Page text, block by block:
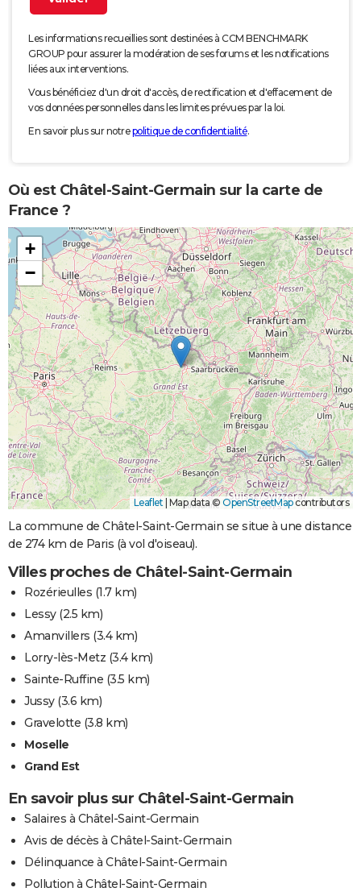
Les informations recueillies sont destinées à CCM BENCHMARK
GROUP pour assurer la modération de ses forums et les notifications
liées aux interventions.
Vous bénéficiez d'un droit d'accès, de rectification et d'effacement de
vos données personnelles dans les limites prévues par la loi.
En savoir plus sur notrepolitique de confidentialité.
Où est Châtel-Saint-Germain sur la carte de
France ?
+
−
Leaflet Map data © OpenStreetMapcontributors
La commune de Châtel-Saint-Germain se situe à une distance
de 274 km de Paris (à vol d'oiseau).
Villes proches de Châtel-Saint-Germain
Rozérieulles (1.7 km)
Lessy(2.5 km)
Amanvillers (3.4 km)
Lorry-lès-Metz (3.4 km)
Sainte-Ruffine (3.5 km)
Jussy(3.6 km)
Gravelotte (3.8 km)
Moselle
Grand Est
En savoir plus sur Châtel-Saint-Germain
Salaires à Châtel-Saint-Germain
Avis de décès à Châtel-Saint-Germain
Délinquance à Châtel-Saint-Germain
Pollution à Châtel-Saint-Germain